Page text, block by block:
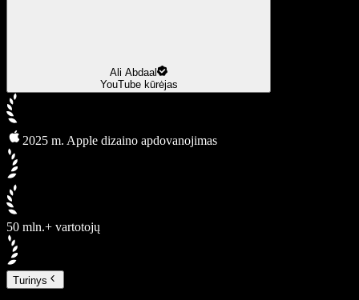
Ali Abdaal
YouTube kūrėjas
2025 m. Apple dizaino apdovanojimas
50 mln.+ vartotojų
Turinys